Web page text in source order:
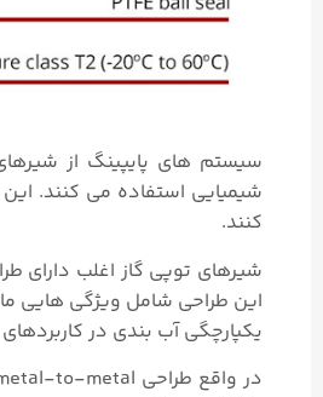
شیمیایی استفاده می کنند.
کنند.
یکپارچگی آب بندی در